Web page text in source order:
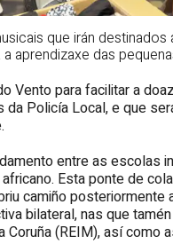
que irán destinados
aprendizaxe das
Vento para facilitar a
Policía Local, e que
entre as escolas
Esta ponte de
camiño posteriormente
bilateral, nas que
(REIM), así como